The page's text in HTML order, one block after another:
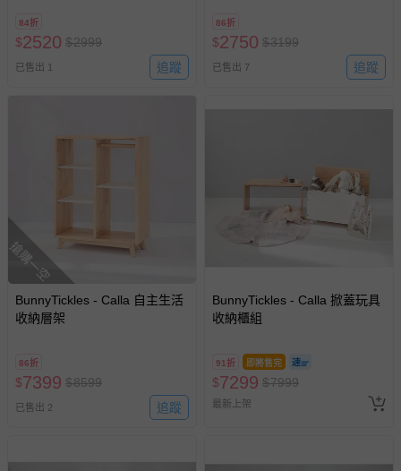
84折
$2520 $2999
已售出 1 追蹤
86折
$2750 $3199
已售出 7 追蹤
搶購一空
BunnyTickles - Calla 自主生活
收納層架
86折
$7399 $8599
已售出 2 追蹤
BunnyTickles - Calla 掀蓋玩具
收納櫃組
91折 即將售完
$7299 $7999
最新上架